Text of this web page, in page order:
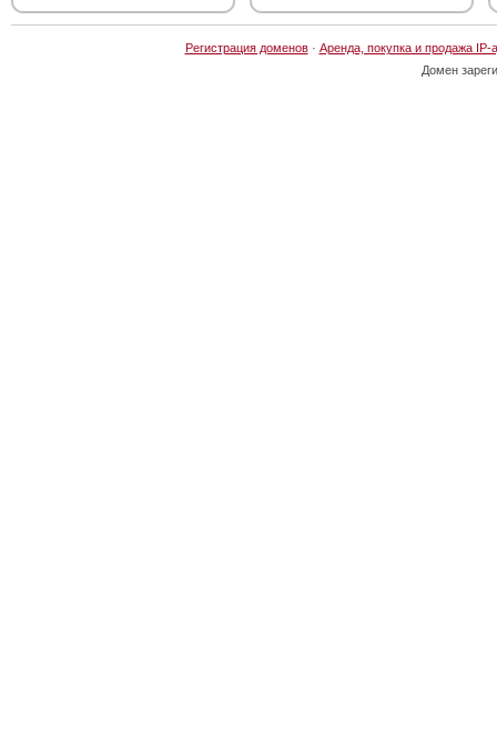
Регистрация доменов· Аренда, покупка и продажа IP-
Домен